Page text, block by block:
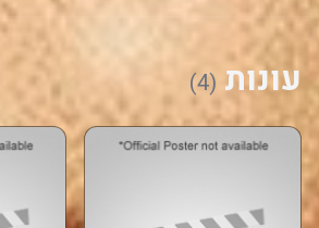
עונות (4)